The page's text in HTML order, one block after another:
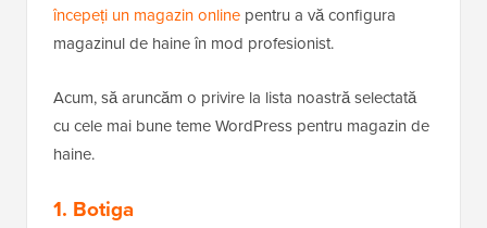
începeți un magazin online pentru a vă configura
magazinul de haine în mod profesionist.
Acum, să aruncăm o privire la lista noastră selectată
cu cele mai bune teme WordPress pentru magazin de
haine.
1. Botiga